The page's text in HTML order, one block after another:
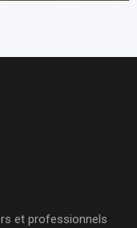
et professionnels